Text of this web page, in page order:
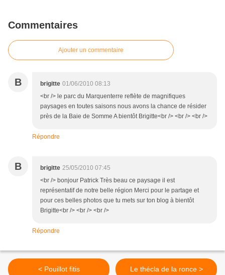
Commentaires
Ajouter un commentaire
B brigitte 01/06/2010 08:13
<br /> le parc du Marquenterre reflète de magnifiques
paysages en toutes saisons nous avons la chance de résider
près de la Baie de Somme A bientôt Brigitte<br /> <br /> <br />
Répondre
B brigitte 25/05/2010 07:45
<br /> bonjour Patrick Très beau ce paysage il est
représentatif de notre belle région Merci pour le partage et
pour ces belles photos que tu mets sur ton blog à bientôt
Brigitte<br /> <br /> <br />
Répondre
< Pouillot fitis Le thécla de la ronce >